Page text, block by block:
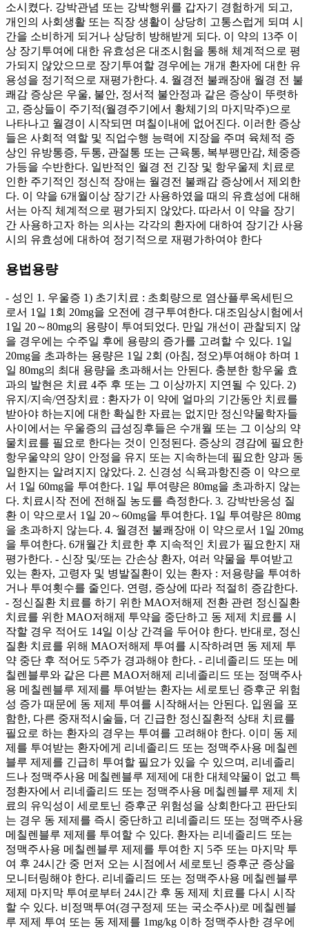
소시켰다. 강박관념 또는 강박행위를 갑자기 경험하게 되고,
개인의 사회생활 또는 직장 생활이 상당히 고통스럽게 되며 시
간을 소비하게 되거나 상당히 방해받게 되다. 이 약의 13주 이
상 장기투여에 대한 유효성은 대조시험을 통해 체계적으로 평
가되지 않았으므로 장기투여할 경우에는 개개 환자에 대한 유
용성을 정기적으로 재평가한다. 4. 월경전 불쾌장애 월경 전 불
쾌감 증상은 우울, 불안, 정서적 불안정과 같은 증상이 뚜렷하
고, 증상들이 주기적(월경주기에서 황체기의 마지막주)으로
나타나고 월경이 시작되면 며칠이내에 없어진다. 이러한 증상
들은 사회적 역할 및 직업수행 능력에 지장을 주며 육체적 증
상인 유방통증, 두통, 관절통 또는 근육통, 복부팽만감, 체중증
가등을 수반한다. 일반적인 월경 전 긴장 및 항우울제 치료로
인한 주기적인 정신적 장애는 월경전 불쾌감 증상에서 제외한
다. 이 약을 6개월이상 장기간 사용하였을 때의 유효성에 대해
서는 아직 체계적으로 평가되지 않았다. 따라서 이 약을 장기
간 사용하고자 하는 의사는 각각의 환자에 대하여 장기간 사용
시의 유효성에 대하여 정기적으로 재평가하여야 한다
용법용량
- 성인 1. 우울증 1) 초기치료 : 초회량으로 염산플루옥세틴으
로서 1일 1회 20mg을 오전에 경구투여한다. 대조임상시험에서
1일 20～80mg의 용량이 투여되었다. 만일 개선이 관찰되지 않
을 경우에는 수주일 후에 용량의 증가를 고려할 수 있다. 1일
20mg을 초과하는 용량은 1일 2회 (아침, 정오)투여해야 하며 1
일 80mg의 최대 용량을 초과해서는 안된다. 충분한 항우울 효
과의 발현은 치료 4주 후 또는 그 이상까지 지연될 수 있다. 2)
유지/지속/연장치료 : 환자가 이 약에 얼마의 기간동안 치료를
받아야 하는지에 대한 확실한 자료는 없지만 정신약물학자들
사이에서는 우울증의 급성징후들은 수개월 또는 그 이상의 약
물치료를 필요로 한다는 것이 인정된다. 증상의 경감에 필요한
항우울약의 양이 안정을 유지 또는 지속하는데 필요한 양과 동
일한지는 알려지지 않았다. 2. 신경성 식욕과항진증 이 약으로
서 1일 60mg을 투여한다. 1일 투여량은 80mg을 초과하지 않는
다. 치료시작 전에 전해질 농도를 측정한다. 3. 강박반응성 질
환 이 약으로서 1일 20～60mg을 투여한다. 1일 투여량은 80mg
을 초과하지 않는다. 4. 월경전 불쾌장애 이 약으로서 1일 20mg
을 투여한다. 6개월간 치료한 후 지속적인 치료가 필요한지 재
평가한다. - 신장 및/또는 간손상 환자, 여러 약물을 투여받고
있는 환자, 고령자 및 병발질환이 있는 환자 : 저용량을 투여하
거나 투여횟수를 줄인다. 연령, 증상에 따라 적절히 증감한다.
- 정신질환 치료를 하기 위한 MAO저해제 전환 관련 정신질환
치료를 위한 MAO저해제 투약을 중단하고 동 제제 치료를 시
작할 경우 적어도 14일 이상 간격을 두어야 한다. 반대로, 정신
질환 치료를 위해 MAO저해제 투여를 시작하려면 동 제제 투
약 중단 후 적어도 5주가 경과해야 한다. - 리네졸리드 또는 메
칠렌블루와 같은 다른 MAO저해제 리네졸리드 또는 정맥주사
용 메칠렌블루 제제를 투여받는 환자는 세로토닌 증후군 위험
성 증가 때문에 동 제제 투여를 시작해서는 안된다. 입원을 포
함한, 다른 중재적시술들, 더 긴급한 정신질환적 상태 치료를
필요로 하는 환자의 경우는 투여를 고려해야 한다. 이미 동 제
제를 투여받는 환자에게 리네졸리드 또는 정맥주사용 메칠렌
블루 제제를 긴급히 투여할 필요가 있을 수 있으며, 리네졸리
드나 정맥주사용 메칠렌블루 제제에 대한 대체약물이 없고 특
정환자에서 리네졸리드 또는 정맥주사용 메칠렌블루 제제 치
료의 유익성이 세로토닌 증후군 위험성을 상회한다고 판단되
는 경우 동 제제를 즉시 중단하고 리네졸리드 또는 정맥주사용
메칠렌블루 제제를 투여할 수 있다. 환자는 리네졸리드 또는
정맥주사용 메칠렌블루 제제를 투여한 지 5주 또는 마지막 투
여 후 24시간 중 먼저 오는 시점에서 세로토닌 증후군 증상을
모니터링해야 한다. 리네졸리드 또는 정맥주사용 메칠렌블루
제제 마지막 투여로부터 24시간 후 동 제제 치료를 다시 시작
할 수 있다. 비정맥투여(경구정제 또는 국소주사)로 메칠렌블
루 제제 투여 또는 동 제제를 1mg/kg 이하 정맥주사한 경우에